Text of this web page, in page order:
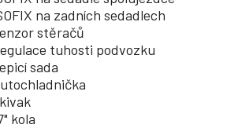
na zadních sedadlech
stěračů
tuhosti podvozku
sada
kola